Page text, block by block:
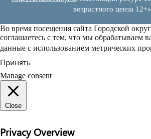
возрастного ценза 12+»
Во время посещения сайта Городской
соглашаетесь с тем, что мы обрабатываем
данные с использованием метрических
Принять
Manage consent
Close
Privacy Overview